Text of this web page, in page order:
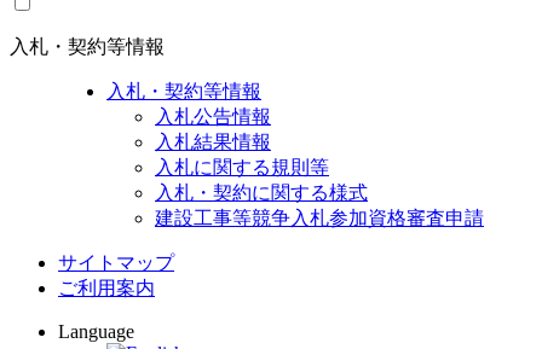
入札・契約等情報
入札・契約等情報
入札公告情報
入札結果情報
入札に関する規則等
入札・契約に関する様式
建設工事等競争入札参加資格審査申請
サイトマップ
ご利用案内
Language